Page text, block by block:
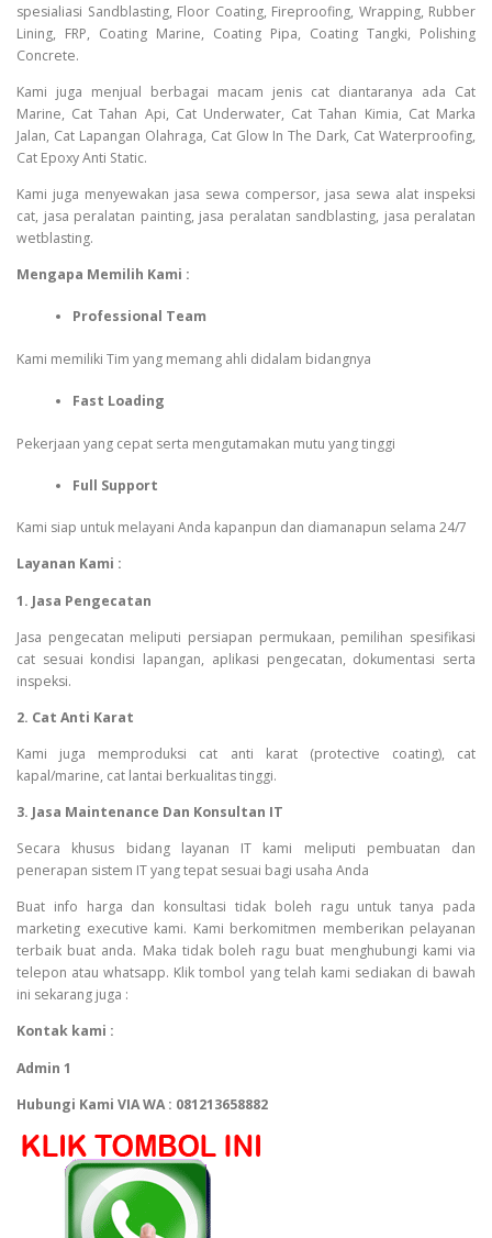
spesialiasi Sandblasting, Floor Coating, Fireproofing, Wrapping, Rubber
Lining, FRP, Coating Marine, Coating Pipa, Coating Tangki, Polishing
Concrete.
Kami juga menjual berbagai macam jenis cat diantaranya ada Cat
Marine, Cat Tahan Api, Cat Underwater, Cat Tahan Kimia, Cat Marka
Jalan, Cat Lapangan Olahraga, Cat Glow In The Dark, Cat Waterproofing,
Cat Epoxy Anti Static.
Kami juga menyewakan jasa sewa compersor, jasa sewa alat inspeksi
cat, jasa peralatan painting, jasa peralatan sandblasting, jasa peralatan
wetblasting.
Mengapa Memilih Kami :
Professional Team
Kami memiliki Tim yang memang ahli didalam bidangnya
Fast Loading
Pekerjaan yang cepat serta mengutamakan mutu yang tinggi
Full Support
Kami siap untuk melayani Anda kapanpun dan diamanapun selama 24/7
Layanan Kami :
1. Jasa Pengecatan
Jasa pengecatan meliputi persiapan permukaan, pemilihan spesifikasi
cat sesuai kondisi lapangan, aplikasi pengecatan, dokumentasi serta
inspeksi.
2. Cat Anti Karat
Kami juga memproduksi cat anti karat (protective coating), cat
kapal/marine, cat lantai berkualitas tinggi.
3. Jasa Maintenance Dan Konsultan IT
Secara khusus bidang layanan IT kami meliputi pembuatan dan
penerapan sistem IT yang tepat sesuai bagi usaha Anda
Buat info harga dan konsultasi tidak boleh ragu untuk tanya pada
marketing executive kami. Kami berkomitmen memberikan pelayanan
terbaik buat anda. Maka tidak boleh ragu buat menghubungi kami via
telepon atau whatsapp. Klik tombol yang telah kami sediakan di bawah
ini sekarang juga :
Kontak kami :
Admin 1
Hubungi Kami VIA WA : 081213658882